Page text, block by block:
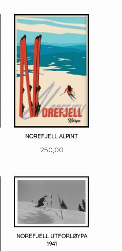
NOREFJELL ALPINT
Pris
250,00
NOREFJELL UTFORLØYPA
1941